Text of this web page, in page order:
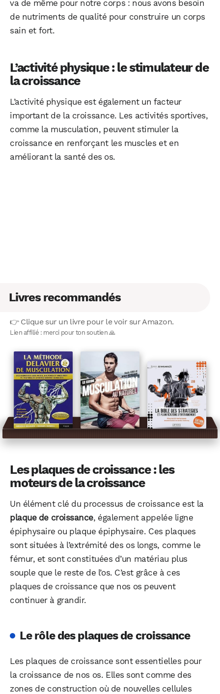
va de même pour notre corps : nous avons besoin
de nutriments de qualité pour construire un corps
sain et fort.
L’activité physique : le stimulateur de
la croissance
L’activité physique est également un facteur
important de la croissance. Les activités sportives,
comme la musculation, peuvent stimuler la
croissance en renforçant les muscles et en
améliorant la santé des os.
Livres recommandés
👉 Clique sur un livre pour le voir sur Amazon.
Lien affilié : merci pour ton soutien 🙏
Les plaques de croissance : les
moteurs de la croissance
Un élément clé du processus de croissance est la
plaque de croissance, également appelée ligne
épiphysaire ou plaque épiphysaire. Ces plaques
sont situées à l’extrémité des os longs, comme le
fémur, et sont constituées d’un matériau plus
souple que le reste de l’os. C’est grâce à ces
plaques de croissance que nos os peuvent
continuer à grandir.
Le rôle des plaques de croissance
Les plaques de croissance sont essentielles pour
la croissance de nos os. Elles sont comme des
zones de construction où de nouvelles cellules